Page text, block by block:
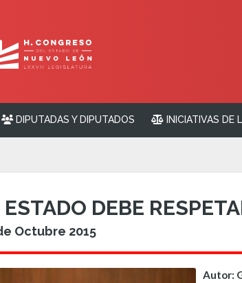
DIPUTADAS Y DIPUTADOS INICIATIVAS DE
ESTADO DEBE
Octubre 2015
Autor: